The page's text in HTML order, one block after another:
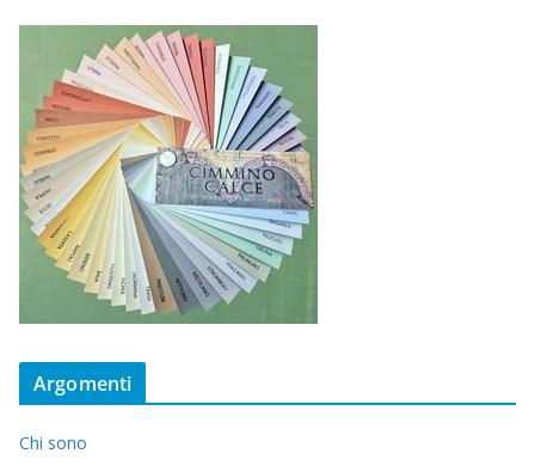
Argomenti
Chi sono